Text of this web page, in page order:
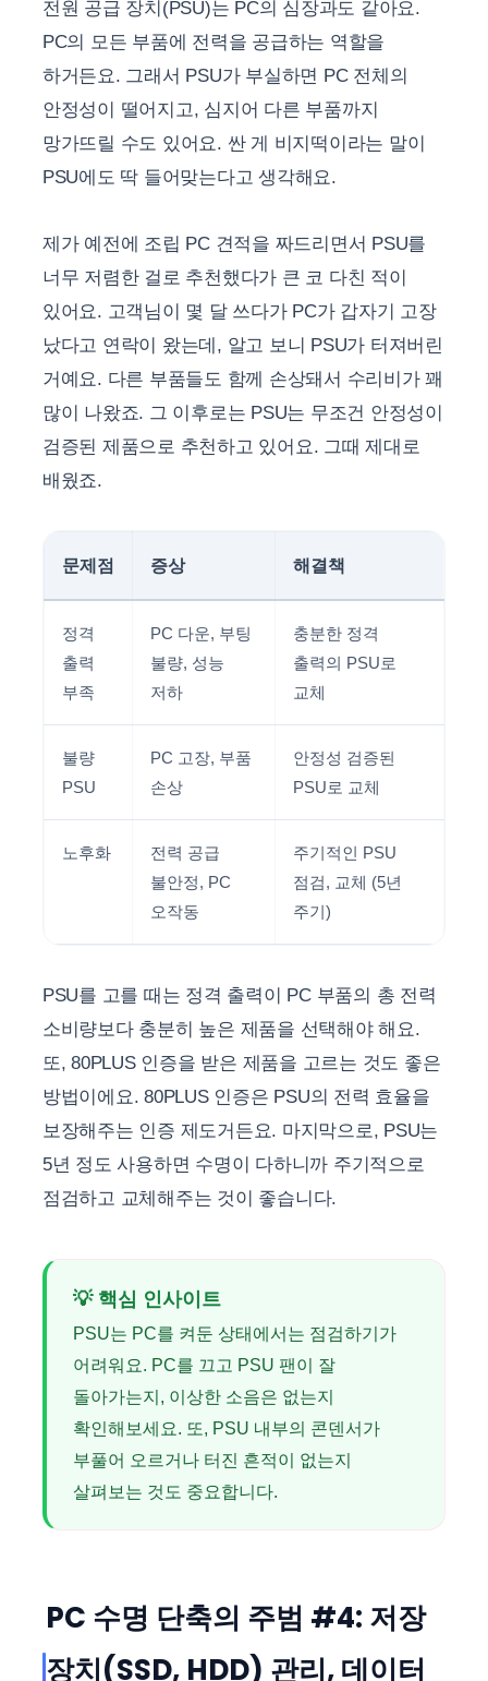
전원 공급 장치(PSU)는 PC의 심장과도 같아요.
PC의 모든 부품에 전력을 공급하는 역할을
하거든요. 그래서 PSU가 부실하면 PC 전체의
안정성이 떨어지고, 심지어 다른 부품까지
망가뜨릴 수도 있어요. 싼 게 비지떡이라는 말이
PSU에도 딱 들어맞는다고 생각해요.
제가 예전에 조립 PC 견적을 짜드리면서 PSU를
너무 저렴한 걸로 추천했다가 큰 코 다친 적이
있어요. 고객님이 몇 달 쓰다가 PC가 갑자기 고장
났다고 연락이 왔는데, 알고 보니 PSU가 터져버린
거예요. 다른 부품들도 함께 손상돼서 수리비가 꽤
많이 나왔죠. 그 이후로는 PSU는 무조건 안정성이
검증된 제품으로 추천하고 있어요. 그때 제대로
배웠죠.
문제점 증상 해결책
정격
출력
부족
PC 다운, 부팅
불량, 성능
저하
충분한 정격
출력의 PSU로
교체
불량
PSU
PC 고장, 부품
손상
안정성 검증된
PSU로 교체
노후화
전력 공급
불안정, PC
오작동
주기적인 PSU
점검, 교체 (5년
주기)
PSU를 고를 때는 정격 출력이 PC 부품의 총 전력
소비량보다 충분히 높은 제품을 선택해야 해요.
또, 80PLUS 인증을 받은 제품을 고르는 것도 좋은
방법이에요. 80PLUS 인증은 PSU의 전력 효율을
보장해주는 인증 제도거든요. 마지막으로, PSU는
5년 정도 사용하면 수명이 다하니까 주기적으로
점검하고 교체해주는 것이 좋습니다.
💡 핵심 인사이트
PSU는 PC를 켜둔 상태에서는 점검하기가
어려워요. PC를 끄고 PSU 팬이 잘
돌아가는지, 이상한 소음은 없는지
확인해보세요. 또, PSU 내부의 콘덴서가
부풀어 오르거나 터진 흔적이 없는지
살펴보는 것도 중요합니다.
PC 수명 단축의 주범 #4: 저장
장치(SSD, HDD) 관리, 데이터